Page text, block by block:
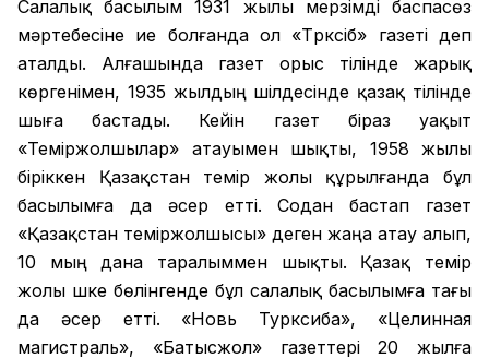
Салалық басылым 1931 жылы мерзімді баспасөз
мәртебесіне ие болғанда ол «Түрксіб» газеті деп
аталды. Алғашында газет орыс тілінде жарық
көргенімен, 1935 жылдың шілдесінде қазақ тілінде
шыға бастады. Кейін газет біраз уақыт
«Теміржолшылар» атауымен шықты, 1958 жылы
біріккен Қазақстан темір жолы құрылғанда бұл
басылымға да әсер етті. Содан бастап газет
«Қазақстан теміржолшысы» деген жаңа атау алып,
10 мың дана таралыммен шықты. Қазақ темір
жолы үшке бөлінгенде бұл салалық басылымға тағы
да әсер етті. «Новь Турксиба», «Целинная
магистраль», «Батысжол» газеттері 20 жылға